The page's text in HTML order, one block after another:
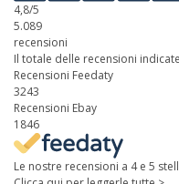
4,8/5
5.089
recensioni
Il totale delle recensioni
Recensioni Feedaty
3243
Recensioni Ebay
1846
Le nostre recensioni a 4 e 5